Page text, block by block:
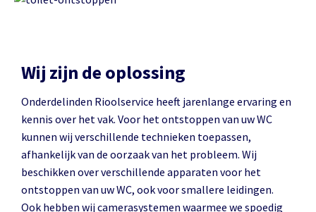
Wij zijn de oplossing
Onderdelinden Rioolservice heeft jarenlange ervaring en
kennis over het vak. Voor het ontstoppen van uw WC
kunnen wij verschillende technieken toepassen,
afhankelijk van de oorzaak van het probleem. Wij
beschikken over verschillende apparaten voor het
ontstoppen van uw WC, ook voor smallere leidingen.
Ook hebben wij camerasystemen waarmee we spoedig